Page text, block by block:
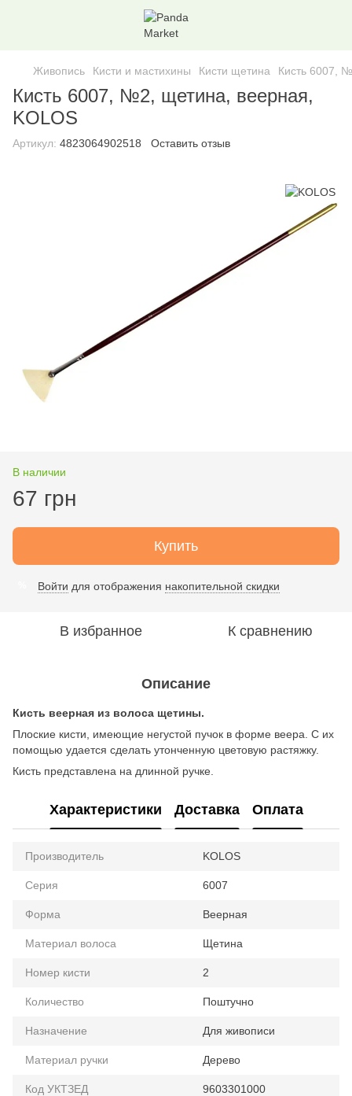
Живопись Кисти и мастихины Кисти щетина Кисть 6007,
Кисть 6007, №2, щетина, веерная,
KOLOS
Артикул: 4823064902518 Оставить отзыв
В наличии
67 грн
Купить
Войти для отображения накопительной скидки
В избранное К сравнению
Описание
Кисть веерная из волоса щетины.
Плоские кисти, имеющие негустой пучок в форме веера. С их
помощью удается сделать утонченную цветовую растяжку.
Кисть представлена на длинной ручке.
Характеристики Доставка Оплата
Производитель KOLOS
Серия 6007
Форма Веерная
Материал волоса Щетина
Номер кисти 2
Количество Поштучно
Назначение Для живописи
Материал ручки Дерево
Код УКТЗЕД
9603301000